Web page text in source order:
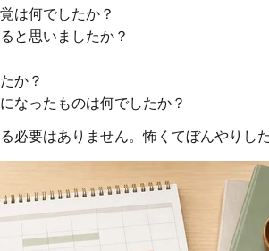
は何でしたか？
と思いましたか？
か？
なったものは何でしたか？
必要はありません。怖くてぼんやりし